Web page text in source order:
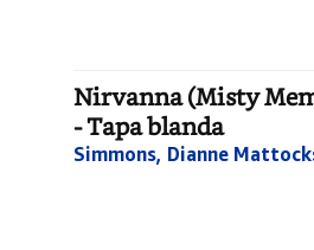
Nirvanna (Misty
- Tapa blanda
Simmons, Dianne